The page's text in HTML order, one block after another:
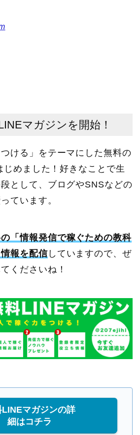
マガジンを開始！
つける」をテーマにした無料の
めました！好きなことで生
として、ブログやSNSなどの
ています。
「情報発信で稼ぐための教科
報を配信していますので、ぜ
くださいね！
LINEマガジンの詳
細はコチラ